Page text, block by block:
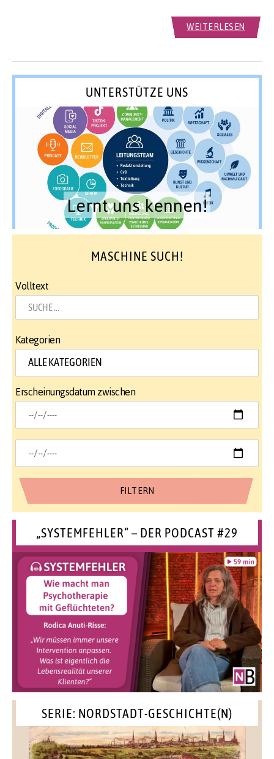
WEITERLESEN
UNTERSTÜTZE UNS
Lernt uns kennen!
MASCHINE SUCH!
Volltext
Kategorien
Erscheinungsdatum zwischen
„SYSTEMFEHLER“ – DER PODCAST #29
SERIE: NORDSTADT-GESCHICHTE(N)